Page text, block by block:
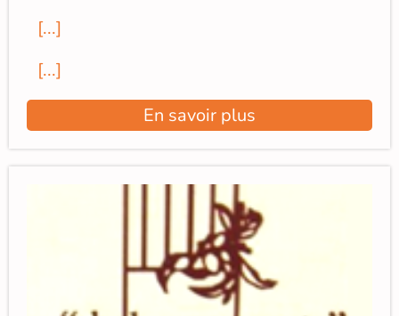
[...]
[...]
En savoir plus